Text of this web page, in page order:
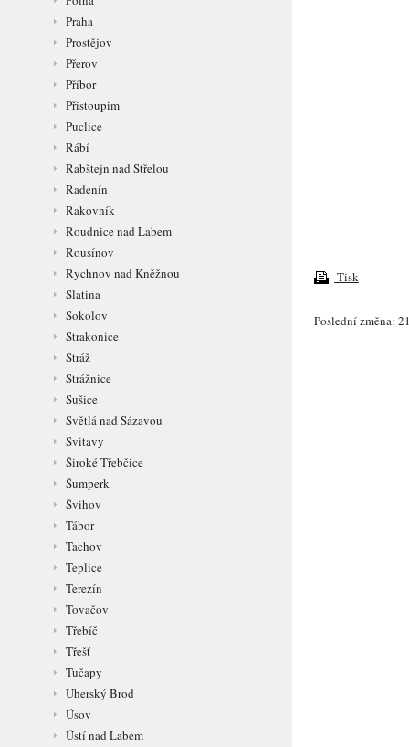
Praha
Prostějov
Přerov
Příbor
Přistoupim
Puclice
Rábí
Rabštejn nad Střelou
Radenín
Rakovník
Roudnice nad Labem
Rousínov
Rychnov nad Kněžnou
Slatina
Sokolov
Strakonice
Stráž
Strážnice
Sušice
Světlá nad Sázavou
Svitavy
Široké Třebčice
Šumperk
Švihov
Tábor
Tachov
Teplice
Terezín
Tovačov
Třebíč
Třešť
Tučapy
Uherský Brod
Úsov
Ústí nad Labem
Tisk
Poslední změna: